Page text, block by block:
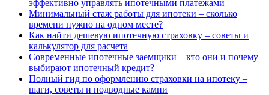
эффективно управлять ипотечными платежами
Минимальный стаж работы для ипотеки – сколько
времени нужно на одном месте?
Как найти дешевую ипотечную страховку – советы и
калькулятор для расчета
Современные ипотечные заемщики – кто они и почему
выбирают ипотечный кредит?
Полный гид по оформлению страховки на ипотеку –
шаги, советы и подводные камни